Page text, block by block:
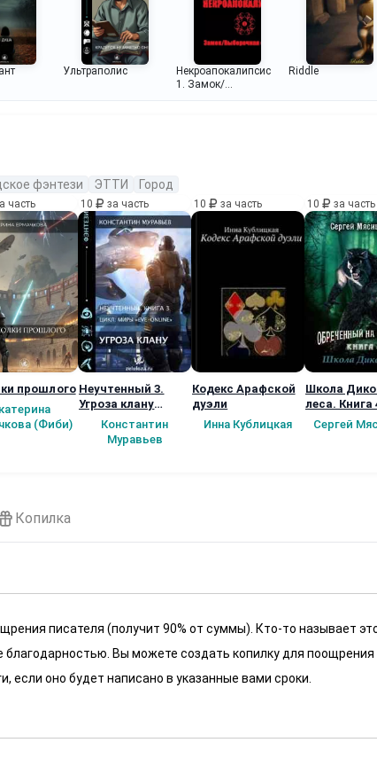
Ультраполис
Некроапокалипсис
1. Замок/
Riddle
фэнтези ЭТТИ Город
часть
прошлого
(Фиби)
10 за часть
Неучтенный 3.
Угроза клану
(Альтернативное
продолжение)
Константин
Муравьев
10 за часть
Кодекс Арафской
дуэли
Инна Кублицкая
10 за часть
Школа
леса. Книга
Сергей
Копилка
писателя (получит 90% от суммы). Кто-то называет
благодарностью. Вы можете создать копилку для поощрения
если оно будет написано в указанные вами сроки.